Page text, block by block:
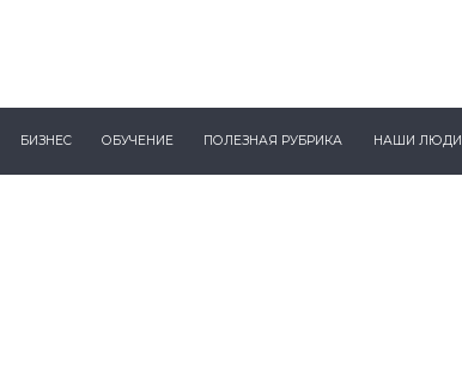
БИЗНЕС ОБУЧЕНИЕ ПОЛЕЗНАЯ РУБРИКА НАШИ ЛЮДИ